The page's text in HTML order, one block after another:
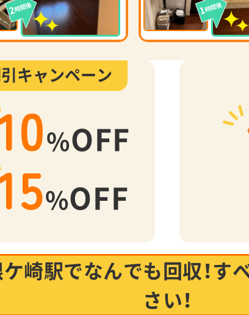
2時間後 1時間後
キャンペーン
%OFF
%OFF
崎駅でなんでも回収！す
さい！